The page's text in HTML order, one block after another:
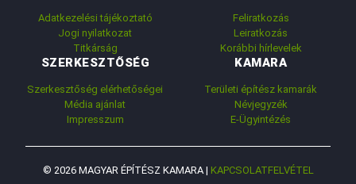
Adatkezelési tájékoztató
Jogi nyilatkozat
Titkárság
Feliratkozás
Leiratkozás
Korábbi hírlevelek
SZERKESZTŐSÉG
Szerkesztőség elérhetőségei
Média ajánlat
Impresszum
KAMARA
Területi építész kamarák
Névjegyzék
E-Ügyintézés
© 2026 MAGYAR ÉPÍTÉSZ KAMARA | KAPCSOLATFELVÉTEL